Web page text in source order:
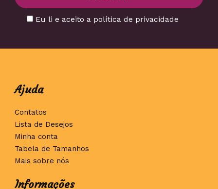
Eu li e aceito a política de privacidade
Ajuda
Contatos
Lista de Desejos
Minha conta
Tabela de Tamanhos
Mais sobre nós
Informações